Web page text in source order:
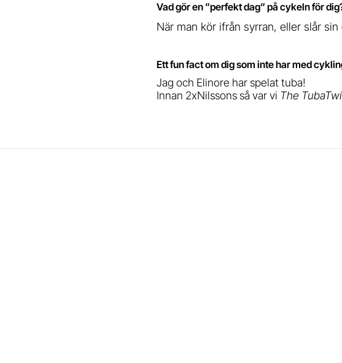
Vad gör en ”perfekt dag” på cykeln för
När man kör ifrån syrran, eller slår
Ett fun fact om dig som inte har med
Jag och Elinore har spelat tuba!
Innan 2xNilssons så var vi The